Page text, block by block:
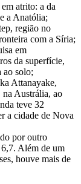
atrito: a da
a Anatólia;
região no
com a Síria;
em
da superfície,
ao solo;
Attanayake,
Austrália, ao
teve 32
a cidade de Nova
por outro
Além de um
houve mais de